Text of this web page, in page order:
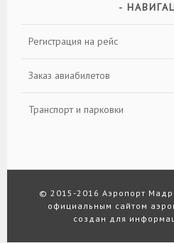
Регистрация на рейс
Заказ авиабилетов
Транспорт и парковки
© 2015-2016 Аэропорт
официальным сайтом
создан для